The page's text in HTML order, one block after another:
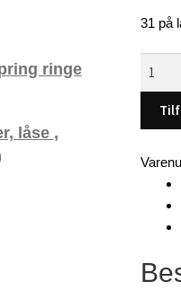
31 på
Lock
Snap,
4,
antal
ringe
låse ,